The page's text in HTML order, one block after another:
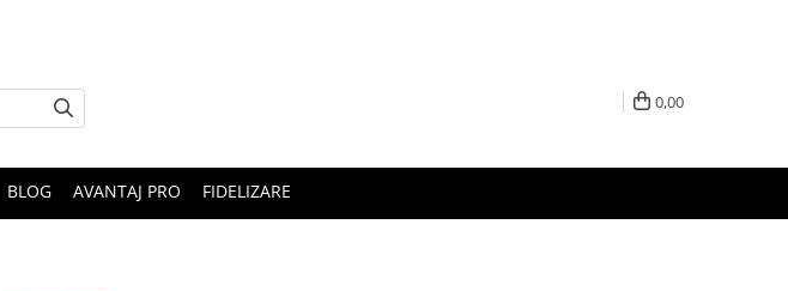
0,00
BLOG AVANTAJ PRO FIDELIZARE